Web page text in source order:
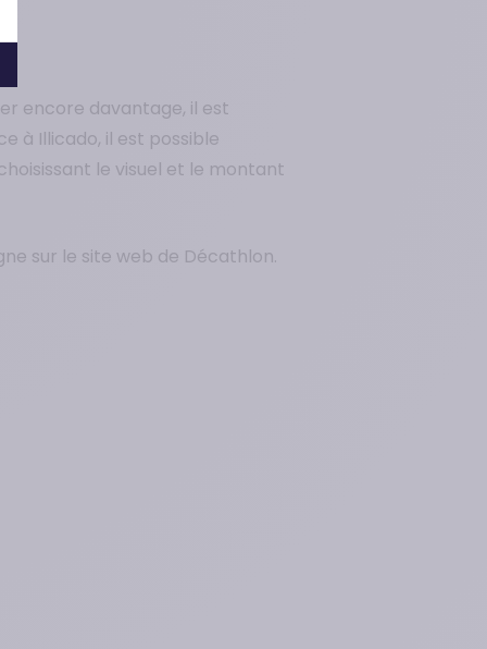
encore davantage, il est
à Illicado, il est possible
le visuel et le montant
sur le site web de Décathlon.